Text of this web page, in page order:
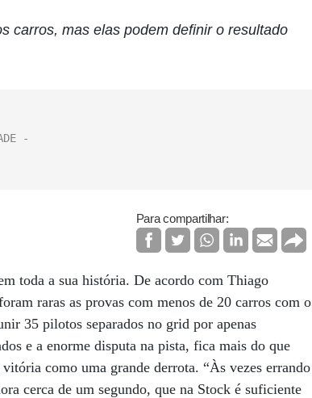
carros, mas elas podem definir o resultado
Para compartilhar:
toda a sua história. De acordo com Thiago
raras as provas com menos de 20 carros com o
35 pilotos separados no grid por apenas
e a enorme disputa na pista, fica mais do que
como uma grande derrota. “Às vezes errando
cerca de um segundo, que na Stock é suficiente